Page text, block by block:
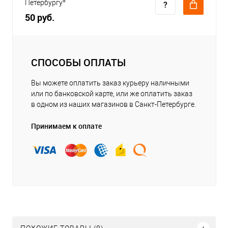
Петербургу*
50 руб.
СПОСОБЫ ОПЛАТЫ
Вы можете оплатить заказ курьеру наличными
или по банковской карте, или же оплатить заказ
в одном из наших магазинов в Санкт-Петербурге.
Принимаем к оплате